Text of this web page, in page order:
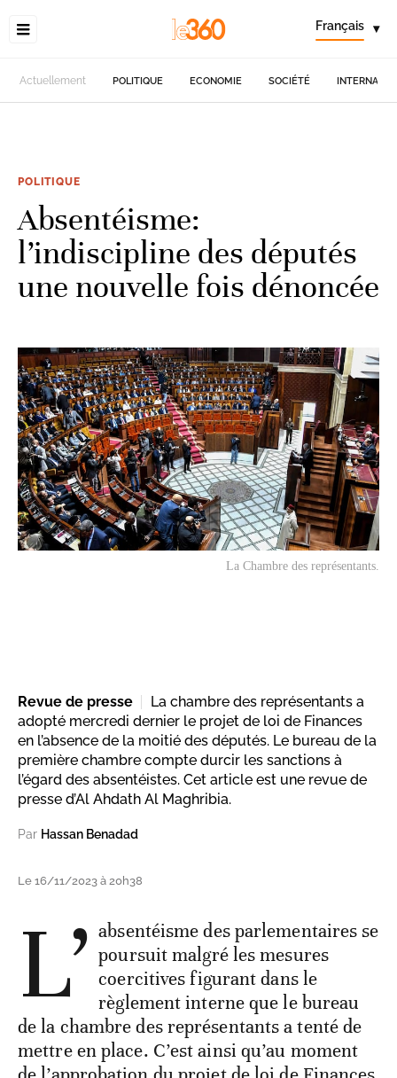
Français ▾
Actuellement POLITIQUE ECONOMIE SOCIÉTÉ
POLITIQUE
Absentéisme:
l’indiscipline des députés
une nouvelle fois dénoncée
La Chambre des représentants.
Revue de presse
La chambre des représentants a
adopté mercredi dernier le projet de loi de Finances
en l’absence de la moitié des députés. Le bureau de la
première chambre compte durcir les sanctions à
l’égard des absentéistes. Cet article est une revue de
presse d’Al Ahdath Al Maghribia.
Par Hassan Benadad
Le 16/11/2023 à 20h38
L’ absentéisme des parlementaires se
poursuit malgré les mesures
coercitives figurant dans le
règlement interne que le bureau
de la chambre des représentants a tenté de
mettre en place. C’est ainsi qu’au moment